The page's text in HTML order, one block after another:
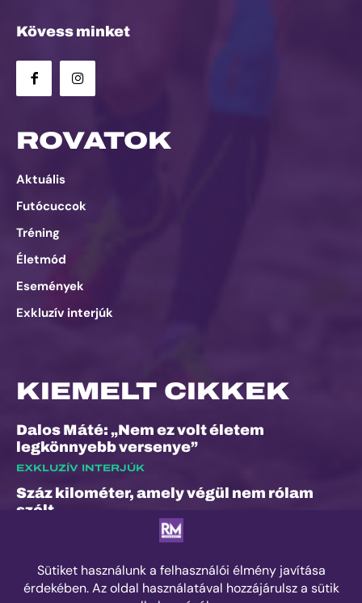
Kövess minket
ROVATOK
Aktuális
Futócuccok
Tréning
Életmód
Események
Exkluzív interjúk
KIEMELT CIKKEK
Dalos Máté: „Nem ez volt életem
legkönnyebb versenye”
EXKLUZÍV INTERJÚK
Száz kilométer, amely végül nem rólam
szólt
fájdalom és a szenvedés nem rossz dolog”
– Interjú Lénárt Krisztiánnal, a Daráló új